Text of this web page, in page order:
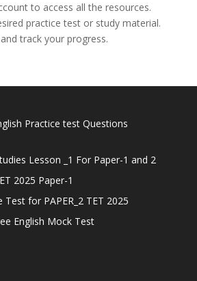
to access all the resources.
practice test or study material.
track your progress.
Practice test Questions
Lesson _1 For Paper-1 and 2
2025 Paper-1
Test for PAPER_2 TET 2025
English Mock Test